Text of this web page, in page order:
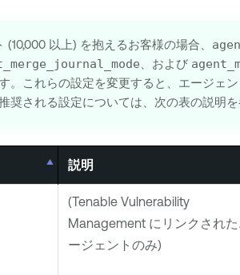
(10,000 以上) を抱えるお客様の場合、
、および
。これらの設定を変更すると、エージェ
奨される設定については、次の表の説明を
説明
(Tenable Vulnerability
Managementにリンクされた
ージェントのみ)